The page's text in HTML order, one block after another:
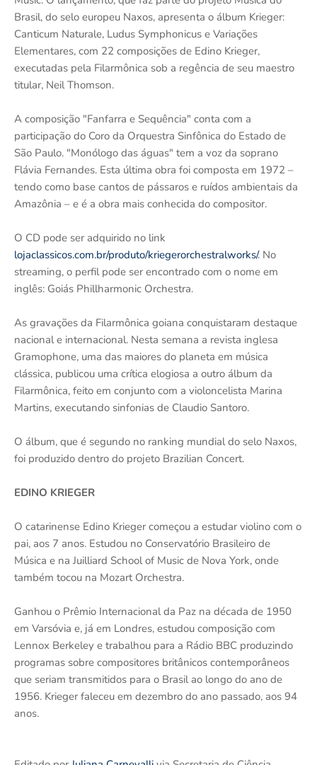
Brasil, do selo europeu Naxos, apresenta o álbum Krieger:
Canticum Naturale, Ludus Symphonicus e Variações
Elementares, com 22 composições de Edino Krieger,
executadas pela Filarmônica sob a regência de seu maestro
titular, Neil Thomson.
A composição "Fanfarra e Sequência" conta com a
participação do Coro da Orquestra Sinfônica do Estado de
São Paulo. "Monólogo das águas" tem a voz da soprano
Flávia Fernandes. Esta última obra foi composta em 1972 –
tendo como base cantos de pássaros e ruídos ambientais da
Amazônia – e é a obra mais conhecida do compositor.
O CD pode ser adquirido no link
lojaclassicos.com.br/produto/kriegerorchestralworks/. No
streaming, o perfil pode ser encontrado com o nome em
inglês: Goiás Phillharmonic Orchestra.
As gravações da Filarmônica goiana conquistaram destaque
nacional e internacional. Nesta semana a revista inglesa
Gramophone, uma das maiores do planeta em música
clássica, publicou uma crítica elogiosa a outro álbum da
Filarmônica, feito em conjunto com a violoncelista Marina
Martins, executando sinfonias de Claudio Santoro.
O álbum, que é segundo no ranking mundial do selo Naxos,
foi produzido dentro do projeto Brazilian Concert.
EDINO KRIEGER
O catarinense Edino Krieger começou a estudar violino com o
pai, aos 7 anos. Estudou no Conservatório Brasileiro de
Música e na Juilliard School of Music de Nova York, onde
também tocou na Mozart Orchestra.
Ganhou o Prêmio Internacional da Paz na década de 1950
em Varsóvia e, já em Londres, estudou composição com
Lennox Berkeley e trabalhou para a Rádio BBC produzindo
programas sobre compositores britânicos contemporâneos
que seriam transmitidos para o Brasil ao longo do ano de
1956. Krieger faleceu em dezembro do ano passado, aos 94
anos.